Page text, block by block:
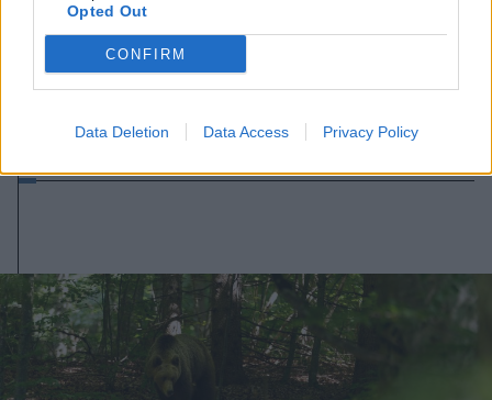
Opted Out
CONFIRM
Data Deletion Data Access Privacy Policy
2026. augusztus 08., szombat
Láthatatlanul apadnak Erdély
egy nyári zivatar